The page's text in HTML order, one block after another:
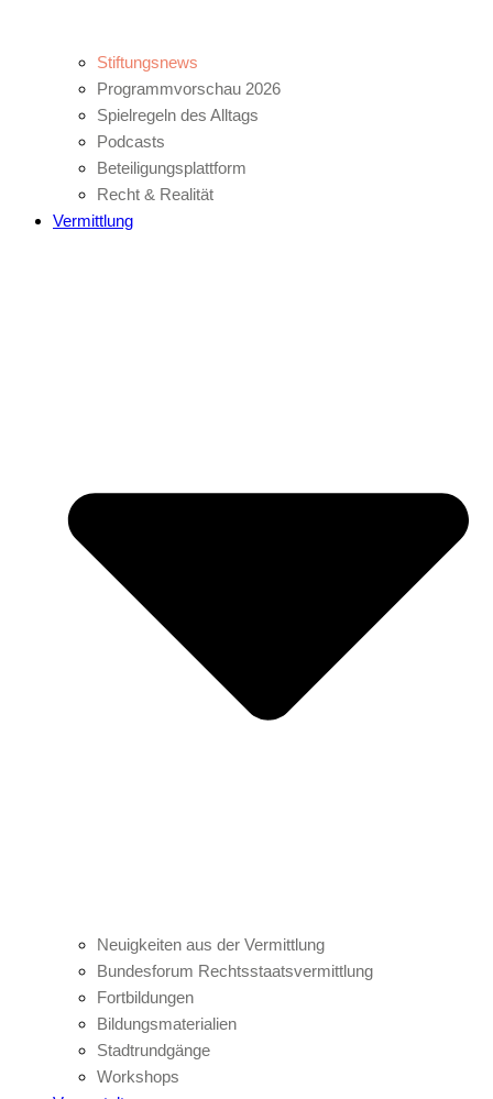
Stiftungsnews
Programmvorschau 2026
Spielregeln des Alltags
Podcasts
Beteiligungsplattform
Recht & Realität
Vermittlung
Neuigkeiten aus der Vermittlung
Bundesforum Rechtsstaatsvermittlung
Fortbildungen
Bildungsmaterialien
Stadtrundgänge
Workshops